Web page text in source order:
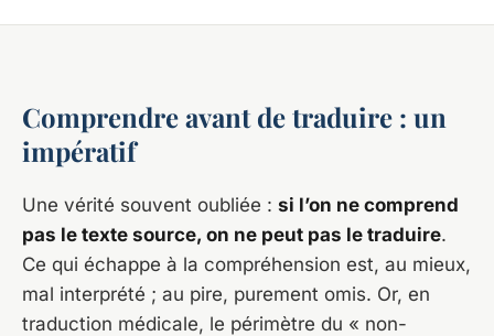
Comprendre avant de traduire : un
impératif
Une vérité souvent oubliée : si l’on ne comprend
pas le texte source, on ne peut pas le traduire.
Ce qui échappe à la compréhension est, au mieux,
mal interprété ; au pire, purement omis. Or, en
traduction médicale, le périmètre du « non-